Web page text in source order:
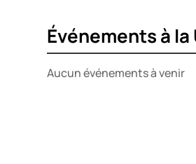
Événements à la
Aucun événements à venir